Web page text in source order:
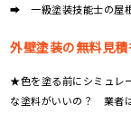
➡ 一級塗装技能士の屋根
外壁塗装の無料見積
★色を塗る前にシミュレ
な塗料がいいの？ 業者